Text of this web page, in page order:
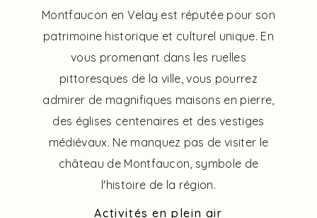
Montfaucon en Velay est réputée pour son
patrimoine historique et culturel unique. En
vous promenant dans les ruelles
pittoresques de la ville, vous pourrez
admirer de magnifiques maisons en pierre,
des églises centenaires et des vestiges
médiévaux. Ne manquez pas de visiter le
château de Montfaucon, symbole de
l'histoire de la région.
Activités en plein air